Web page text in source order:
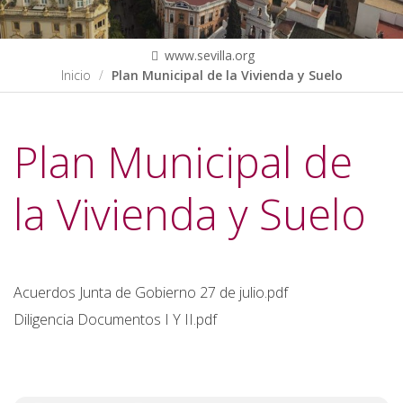
www.sevilla.org
Inicio
Plan Municipal de la Vivienda y Suelo
Plan Municipal de
la Vivienda y Suelo
Acuerdos Junta de Gobierno 27 de julio.pdf
Diligencia Documentos I Y II.pdf